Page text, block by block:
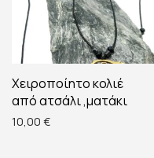
Χειροποίητο κολιέ
από ατσάλι ,ματάκι
10,00 €